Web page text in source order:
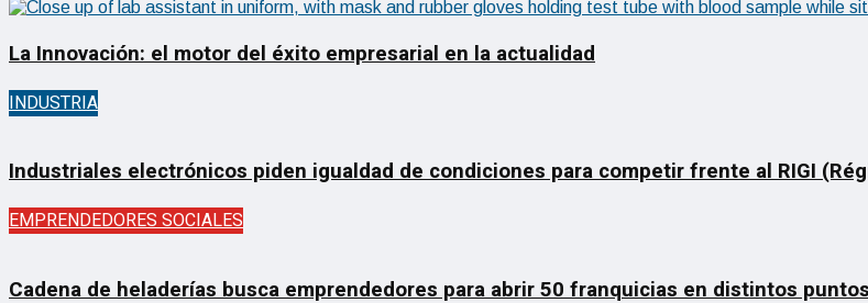
La Innovación: el motor del éxito empresarial en la actualidad
INDUSTRIA
Industriales electrónicos piden igualdad de condiciones para competir frente al RIGI
EMPRENDEDORES SOCIALES
Cadena de heladerías busca emprendedores para abrir 50 franquicias en distintos